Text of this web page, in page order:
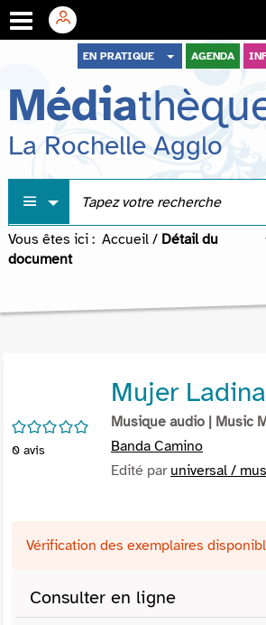
menu
contenu
recherche
EN PRATIQUE AGENDA
Média
La Rochelle Agglo
Vous êtes ici : Accueil / Détail du
document
/5
0 avis
Mujer Ladina
Musique audio | Music
Banda Camino
Edité par universal /
Vérification des exemplaires
Consulter en ligne